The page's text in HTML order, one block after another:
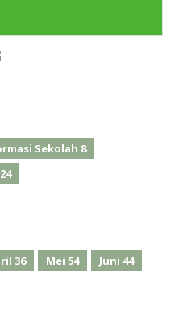
Sekolah 8
24
36 Mei 54 Juni 44